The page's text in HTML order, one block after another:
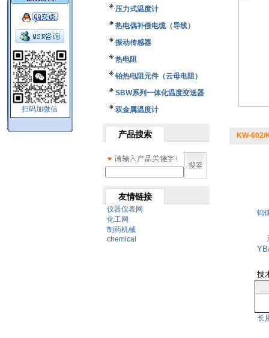
扫码加微信
压力式温度计
热电偶补偿电缆（导线）
振动传感器
热电阻
铂热电阻元件（云母电阻）
SBW系列一体化温度变送器
双金属温度计
产品搜索
友情链接
仪器仪表网
化工网
制药机械
chemical
KW-
钨
技
长